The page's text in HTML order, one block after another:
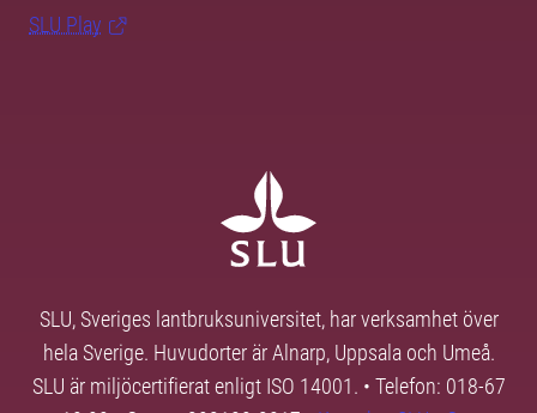
SLU Play
SLU, Sveriges lantbruksuniversitet, har verksamhet över
hela Sverige. Huvudorter är Alnarp, Uppsala och Umeå.
SLU är miljöcertifierat enligt ISO 14001. • Telefon: 018-67